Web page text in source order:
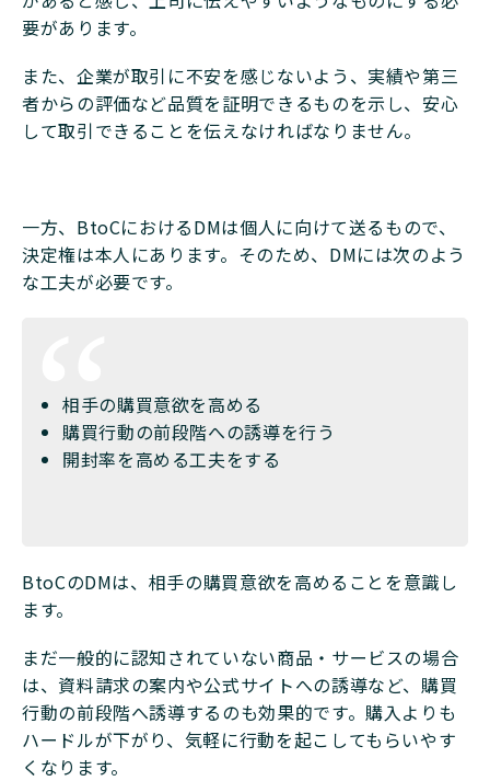
要があります。
また、企業が取引に不安を感じないよう、実績や第三
者からの評価など品質を証明できるものを示し、安心
して取引できることを伝えなければなりません。
一方、BtoCにおけるDMは個人に向けて送るもので、
決定権は本人にあります。そのため、DMには次のよう
な工夫が必要です。
相手の購買意欲を高める
購買行動の前段階への誘導を行う
開封率を高める工夫をする
BtoCのDMは、相手の購買意欲を高めることを意識し
ます。
まだ一般的に認知されていない商品・サービスの場合
は、資料請求の案内や公式サイトへの誘導など、購買
行動の前段階へ誘導するのも効果的です。購入よりも
ハードルが下がり、気軽に行動を起こしてもらいやす
くなります。